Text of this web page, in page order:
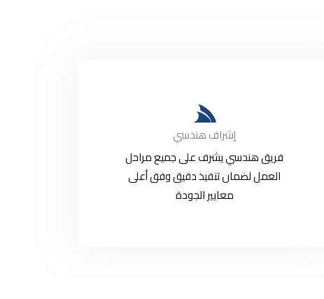
إشراف هندسي
فريق هندسي يشرف على جميع مراحل
العمل لضمان تنفيذ دقيق وفق أعلى
معايير الجودة